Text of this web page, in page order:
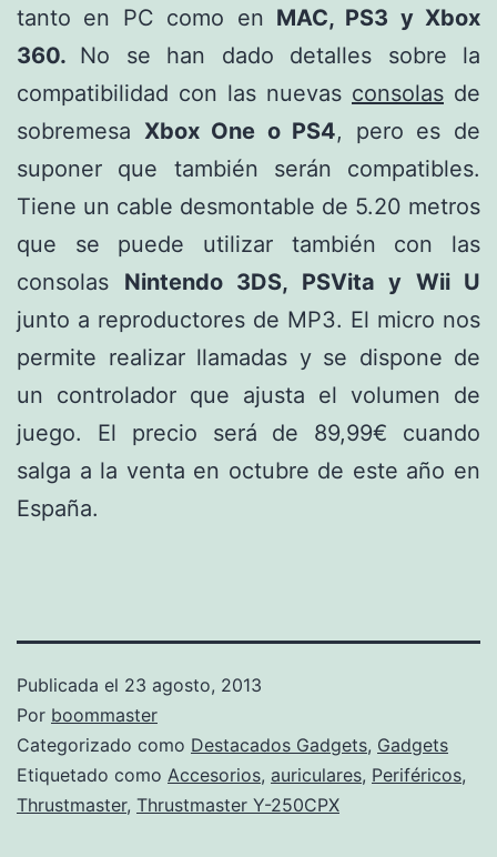
tanto en PC como en MAC, PS3 y Xbox
360. No se han dado detalles sobre la
compatibilidad con las nuevas consolas de
sobremesa Xbox One o PS4, pero es de
suponer que también serán compatibles.
Tiene un cable desmontable de 5.20 metros
que se puede utilizar también con las
consolas Nintendo 3DS, PSVita y Wii U
junto a reproductores de MP3. El micro nos
permite realizar llamadas y se dispone de
un controlador que ajusta el volumen de
juego. El precio será de 89,99€ cuando
salga a la venta en octubre de este año en
España.
Publicada el 23 agosto, 2013
Por boommaster
Categorizado como Destacados Gadgets, Gadgets
Etiquetado como Accesorios, auriculares, Periféricos,
Thrustmaster, Thrustmaster Y-250CPX